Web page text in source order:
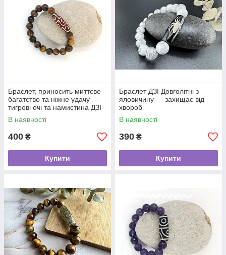
Браслет, приносить миттєве
багатство та ніжне удачу —
тигрові очі та намистина ДЗІ
9 очей
В наявності
400 ₴
Купити
Браслет ДЗІ Довголітні з
яловичину — захищає від
хвороб
В наявності
390 ₴
Купити